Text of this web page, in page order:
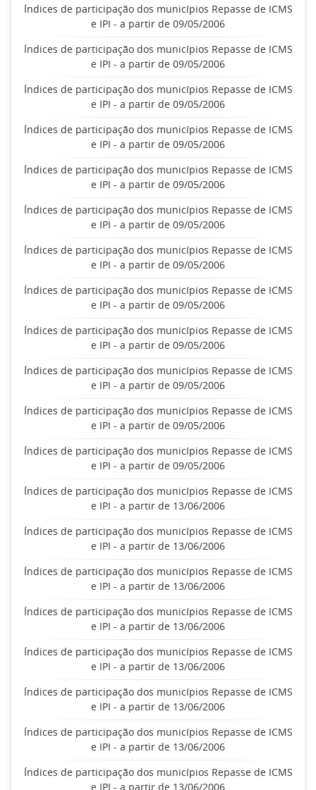
Índices de participação dos municípios Repasse de ICMS
e IPI - a partir de 09/05/2006
Índices de participação dos municípios Repasse de ICMS
e IPI - a partir de 09/05/2006
Índices de participação dos municípios Repasse de ICMS
e IPI - a partir de 09/05/2006
Índices de participação dos municípios Repasse de ICMS
e IPI - a partir de 09/05/2006
Índices de participação dos municípios Repasse de ICMS
e IPI - a partir de 09/05/2006
Índices de participação dos municípios Repasse de ICMS
e IPI - a partir de 09/05/2006
Índices de participação dos municípios Repasse de ICMS
e IPI - a partir de 09/05/2006
Índices de participação dos municípios Repasse de ICMS
e IPI - a partir de 09/05/2006
Índices de participação dos municípios Repasse de ICMS
e IPI - a partir de 09/05/2006
Índices de participação dos municípios Repasse de ICMS
e IPI - a partir de 09/05/2006
Índices de participação dos municípios Repasse de ICMS
e IPI - a partir de 09/05/2006
Índices de participação dos municípios Repasse de ICMS
e IPI - a partir de 09/05/2006
Índices de participação dos municípios Repasse de ICMS
e IPI - a partir de 13/06/2006
Índices de participação dos municípios Repasse de ICMS
e IPI - a partir de 13/06/2006
Índices de participação dos municípios Repasse de ICMS
e IPI - a partir de 13/06/2006
Índices de participação dos municípios Repasse de ICMS
e IPI - a partir de 13/06/2006
Índices de participação dos municípios Repasse de ICMS
e IPI - a partir de 13/06/2006
Índices de participação dos municípios Repasse de ICMS
e IPI - a partir de 13/06/2006
Índices de participação dos municípios Repasse de ICMS
e IPI - a partir de 13/06/2006
Índices de participação dos municípios Repasse de ICMS
e IPI - a partir de 13/06/2006